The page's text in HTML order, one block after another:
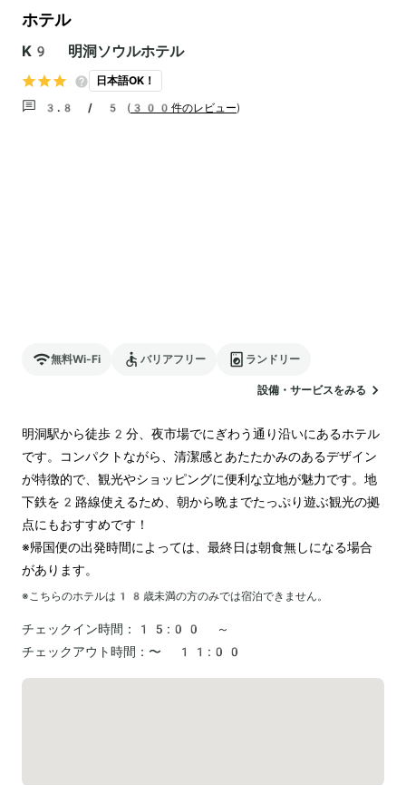
ホテル
K9 明洞ソウルホテル
日本語OK！
3.8 / 5 ( 300件のレビュー)
無料Wi-Fi バリアフリー ランドリー
設備・サービスをみる
明洞駅から徒歩2分、夜市場でにぎわう通り沿いにあるホテル
です。コンパクトながら、清潔感とあたたかみのあるデザイン
が特徴的で、観光やショッピングに便利な立地が魅力です。地
下鉄を2路線使えるため、朝から晩までたっぷり遊ぶ観光の拠
点にもおすすめです！
※帰国便の出発時間によっては、最終日は朝食無しになる場合
があります。
※こちらのホテルは 18 歳未満の方のみでは宿泊できません。
チェックイン時間：
15:00 ～
チェックアウト時間： 〜 11:00